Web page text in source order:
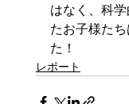
はなく、科
たお子様た
た！
レポート